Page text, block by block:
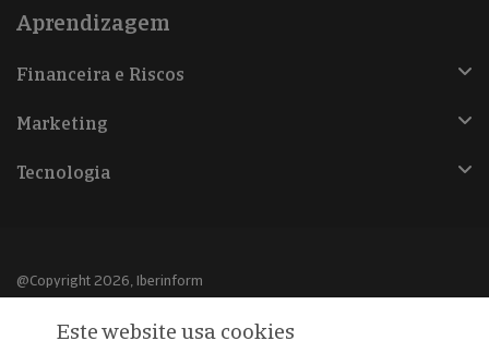
Aprendizagem
Financeira e Riscos
Marketing
Tecnologia
@Copyright 2026, Iberinform
Aviso legalEste website usa cookies